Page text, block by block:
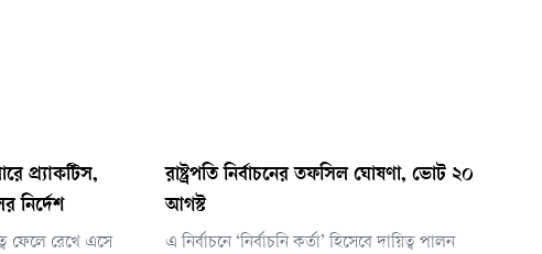
প্র্যাকটিস,
নির্দেশ
ফেলে রেখে এসে
রাষ্ট্রপতি নির্বাচনের তফসিল ঘোষণা, ভোট ২০
আগস্ট
এ নির্বাচনে ‘নির্বাচনি কর্তা’ হিসেবে দায়িত্ব পালন